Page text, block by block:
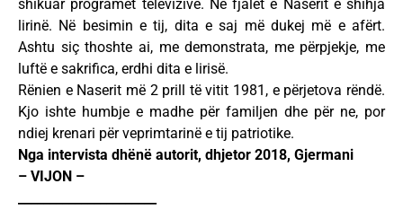
shikuar programet televizive. Në fjalët e Naserit e shihja
lirinë. Në besimin e tij, dita e saj më dukej më e afërt.
Ashtu siç thoshte ai, me demonstrata, me përpjekje, me
luftë e sakrifica, erdhi dita e lirisë.
Rënien e Naserit më 2 prill të vitit 1981, e përjetova rëndë.
Kjo ishte humbje e madhe për familjen dhe për ne, por
ndiej krenari për veprimtarinë e tij patriotike.
Nga intervista dhënë autorit, dhjetor 2018, Gjermani
– VIJON –